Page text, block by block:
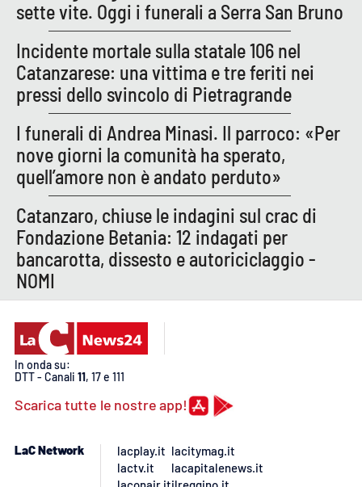
sette vite. Oggi i funerali a Serra San Bruno
Incidente mortale sulla statale 106 nel
Catanzarese: una vittima e tre feriti nei
pressi dello svincolo di Pietragrande
I funerali di Andrea Minasi. Il parroco: «Per
nove giorni la comunità ha sperato,
quell’amore non è andato perduto»
Catanzaro, chiuse le indagini sul crac di
Fondazione Betania: 12 indagati per
bancarotta, dissesto e autoriciclaggio -
NOMI
In onda su:
DTT - Canali 11, 17 e 111
Scarica tutte le nostre app!
LaC Network
lacplay.it
lactv.it
lacitymag.it
lacapitalenews.it